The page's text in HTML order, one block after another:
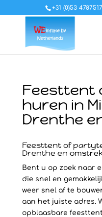
+31 (0)53 4787517
huren in
Drenthe
Feesttent of
Drenthe en
Bent u op zoek naar
die snel en
weer snel af te
aan het juiste adres.
opblaasbare